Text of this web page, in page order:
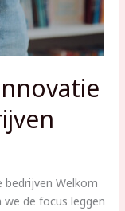
bedrijven Welkom
de focus leggen